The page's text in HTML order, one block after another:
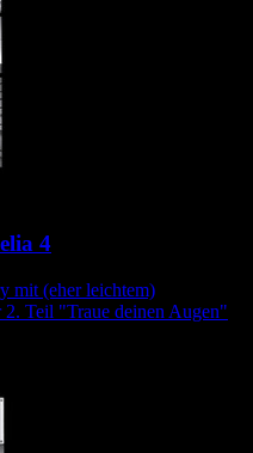
4
mit (eher leichtem)
2. Teil "Traue deinen Augen"